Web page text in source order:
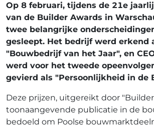
Op 8 februari, tijdens de 21e
van de Builder Awards in
twee belangrijke
gesleept. Het bedrijf werd erkend
"Bouwbedrijf van het Jaar", en
werd voor het tweede
gevierd als "Persoonlijkheid in de
Deze prijzen, uitgereikt door
toonaangevende publicatie in de
bedoeld om Poolse